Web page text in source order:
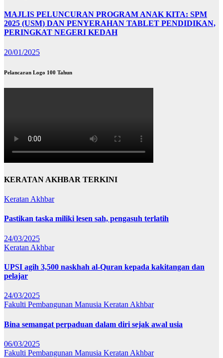
MAJLIS PELUNCURAN PROGRAM ANAK KITA: SPM
2025 (USM) DAN PENYERAHAN TABLET PENDIDIKAN,
PERINGKAT NEGERI KEDAH
20/01/2025
Pelancaran Logo 100 Tahun
KERATAN AKHBAR TERKINI
Keratan Akhbar
Pastikan taska miliki lesen sah, pengasuh terlatih
24/03/2025
Keratan Akhbar
UPSI agih 3,500 naskhah al-Quran kepada kakitangan dan
pelajar
24/03/2025
Fakulti Pembangunan Manusia Keratan Akhbar
Bina semangat perpaduan dalam diri sejak awal usia
06/03/2025
Fakulti Pembangunan Manusia Keratan Akhbar